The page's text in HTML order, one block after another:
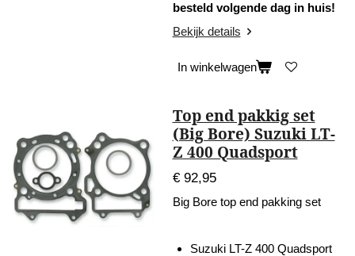
besteld volgende dag in huis!
Bekijk details
In winkelwagen
Top end pakkig set
(Big Bore) Suzuki LT-
Z 400 Quadsport
€ 92,95
Big Bore top end pakking set
Suzuki LT-Z 400 Quadsport